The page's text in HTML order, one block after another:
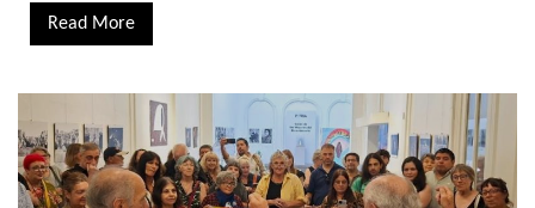
Read More